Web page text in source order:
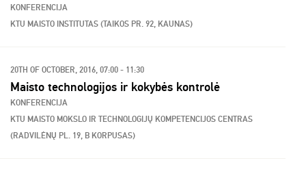
KONFERENCIJA
KTU MAISTO INSTITUTAS (TAIKOS PR. 92, KAUNAS)
20TH OF OCTOBER, 2016, 07:00 - 11:30
Maisto technologijos ir kokybės kontrolė
KONFERENCIJA
KTU MAISTO MOKSLO IR TECHNOLOGIJŲ KOMPETENCIJOS CENTRAS
(RADVILĖNŲ PL. 19, B KORPUSAS)